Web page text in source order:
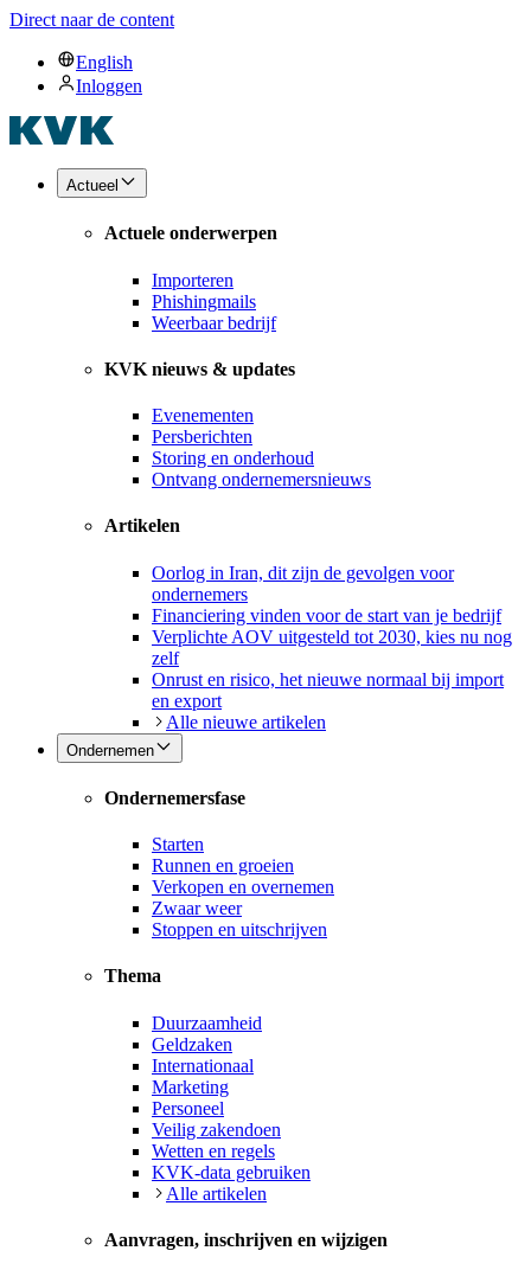
Direct naar de content
English
Inloggen
Actueel
Actuele onderwerpen
Importeren
Phishingmails
Weerbaar bedrijf
KVK nieuws & updates
Evenementen
Persberichten
Storing en onderhoud
Ontvang ondernemersnieuws
Artikelen
Oorlog in Iran, dit zijn de gevolgen voor
ondernemers
Financiering vinden voor de start van je bedrijf
Verplichte AOV uitgesteld tot 2030, kies nu nog
zelf
Onrust en risico, het nieuwe normaal bij import
en export
Alle nieuwe artikelen
Ondernemen
Ondernemersfase
Starten
Runnen en groeien
Verkopen en overnemen
Zwaar weer
Stoppen en uitschrijven
Thema
Duurzaamheid
Geldzaken
Internationaal
Marketing
Personeel
Veilig zakendoen
Wetten en regels
KVK-data gebruiken
Alle artikelen
Aanvragen, inschrijven en wijzigen